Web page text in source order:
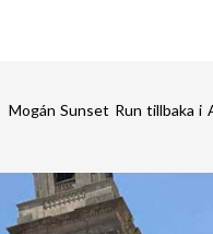
Mogán Sunset Run tillbaka i